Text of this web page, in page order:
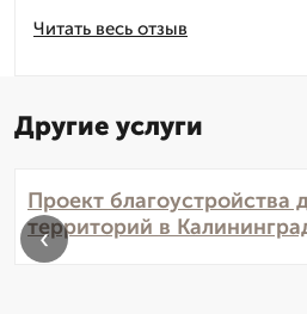
Читать весь отзыв
Другие услуги
Проект благоустройства
территорий в
‹